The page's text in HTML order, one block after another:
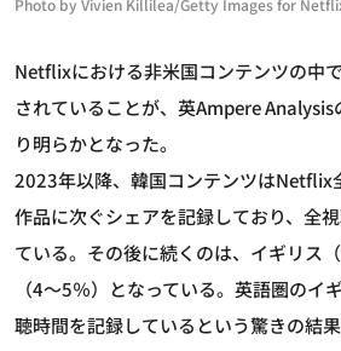
Photo by Vivien Killilea/Getty Images for
Netflixにおける非米国コンテンツの中
されていることが、英Ampere Analysis
り明らかとなった。
2023年以降、韓国コンテンツはNetflix
作品に次ぐシェアを記録しており、全
ている。その後に続くのは、イギリス
（4～5％）となっている。英語圏のイ
聴時間を記録しているという驚きの結果